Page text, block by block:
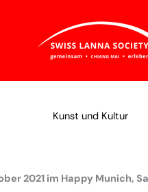
Kunst und Kultur
2021 im Happy Munich,